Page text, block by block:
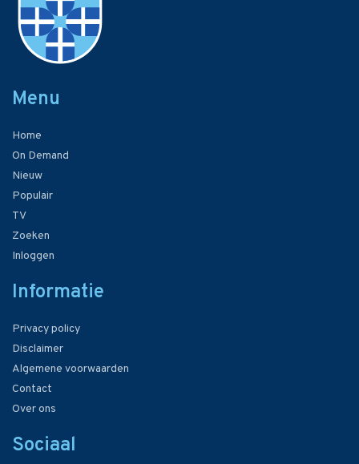
Menu
Home
On Demand
Nieuw
Populair
TV
Zoeken
Inloggen
Informatie
Privacy policy
Disclaimer
Algemene voorwaarden
Contact
Over ons
Sociaal